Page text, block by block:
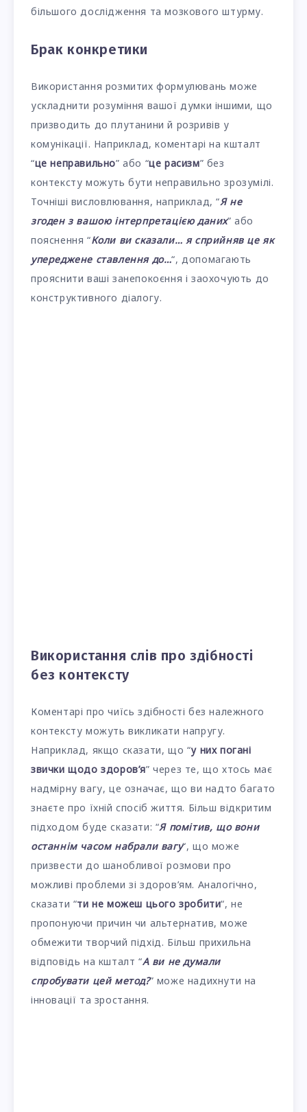
більшого дослідження та мозкового штурму.
Брак конкретики
Використання розмитих формулювань може
ускладнити розуміння вашої думки іншими, що
призводить до плутанини й розривів у
комунікації. Наприклад, коментарі на кшталт
“це неправильно” або “це расизм” без
контексту можуть бути неправильно зрозумілі.
Точніші висловлювання, наприклад, “Я не
згоден з вашою інтерпретацією даних” або
пояснення “Коли ви сказали… я сприйняв це як
упереджене ставлення до…“, допомагають
прояснити ваші занепокоєння і заохочують до
конструктивного діалогу.
Використання слів про здібності
без контексту
Коментарі про чиїсь здібності без належного
контексту можуть викликати напругу.
Наприклад, якщо сказати, що “у них погані
звички щодо здоров’я” через те, що хтось має
надмірну вагу, це означає, що ви надто багато
знаєте про їхній спосіб життя. Більш відкритим
підходом буде сказати: “Я помітив, що вони
останнім часом набрали вагу“, що може
призвести до шанобливої розмови про
можливі проблеми зі здоров’ям. Аналогічно,
сказати “ти не можеш цього зробити“, не
пропонуючи причин чи альтернатив, може
обмежити творчий підхід. Більш прихильна
відповідь на кшталт “А ви не думали
спробувати цей метод?” може надихнути на
інновації та зростання.